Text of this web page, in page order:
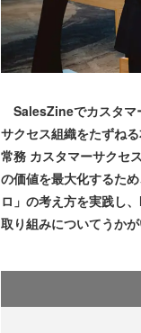
SalesZineでカスタマ
サクセス組織をたずね
常務 カスタマーサクセ
の価値を最大化するた
ロ」の考え方を実践し
取り組みについてうかが